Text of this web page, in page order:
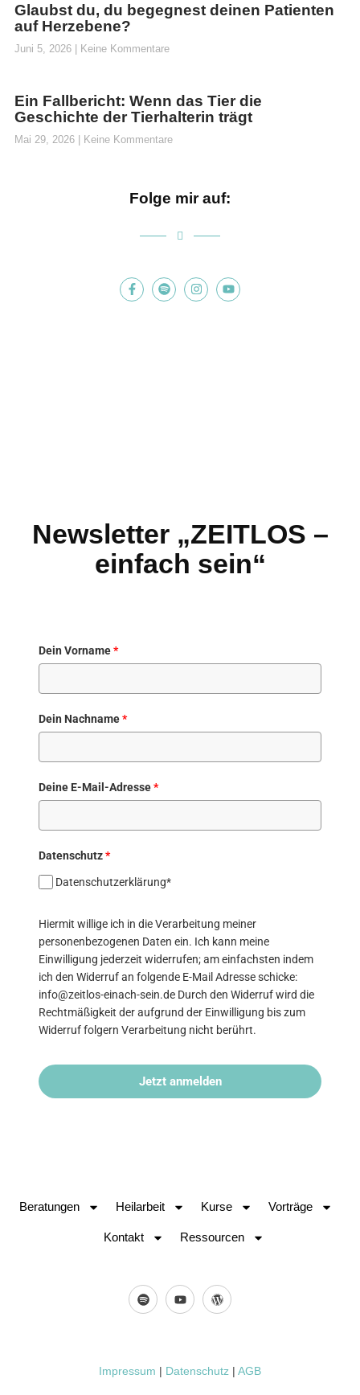
Glaubst du, du begegnest deinen Patienten
auf Herzebene?
Juni 5, 2026 Keine Kommentare
Ein Fallbericht: Wenn das Tier die
Geschichte der Tierhalterin trägt
Mai 29, 2026 Keine Kommentare
Folge mir auf:
Newsletter „ZEITLOS –
einfach sein“
Dein Vorname*
Dein Nachname*
Deine E-Mail-Adresse*
Datenschutz*
Datenschutzerklärung*
Hiermit willige ich in die Verarbeitung meiner
personenbezogenen Daten ein. Ich kann meine
Einwilligung jederzeit widerrufen; am einfachsten indem
ich den Widerruf an folgende E-Mail Adresse schicke:
info@zeitlos-einach-sein.de Durch den Widerruf wird die
Rechtmäßigkeit der aufgrund der Einwilligung bis zum
Widerruf folgern Verarbeitung nicht berührt.
Jetzt anmelden
Beratungen Heilarbeit Kurse Vorträge
Kontakt Ressourcen
Impressum | Datenschutz | AGB